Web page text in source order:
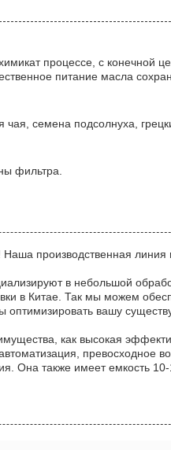
процессе, с конечной
питание масла
семена подсолнуха,
фильтра.
производственная
в небольшой
в Китае. Так мы можем
оптимизировать вашу
как высокая
превосходное
Она также имеет емкость 10-